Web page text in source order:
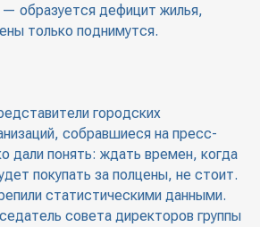
образуется дефицит жилья,
только поднимутся.
городских
собравшиеся на пресс-
дали понять: ждать времен, когда
покупать за полцены, не стоит.
статистическими данными.
совета директоров группы